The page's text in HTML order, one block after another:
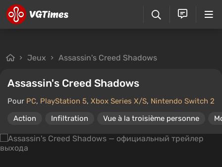
Jeux Assassin's Creed Shadows
Assassin's Creed Shadows
Pour PC, PlayStation 5, Xbox Series X/S, Nintendo Switch 2
Action
Infiltration Vue à la troisième personne